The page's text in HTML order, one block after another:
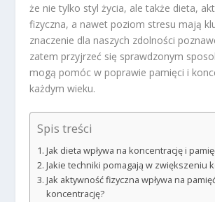
że nie tylko styl życia, ale także dieta,
fizyczna, a nawet poziom stresu mają
znaczenie dla naszych zdolności
zatem przyjrzeć się sprawdzonym
mogą pomóc w poprawie pamięci i
każdym wieku.
Spis treści
Jak dieta wpływa na koncentrację i
Jakie techniki pomagają w zwiększeniu
Jak aktywność fizyczna wpływa na
koncentrację?